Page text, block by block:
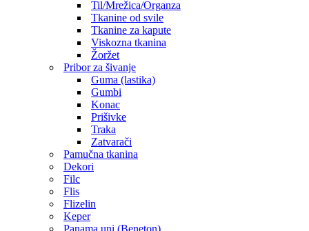
Til/Mrežica/Organza
Tkanine od svile
Tkanine za kapute
Viskozna tkanina
Žoržet
Pribor za šivanje
Guma (lastika)
Gumbi
Konac
Prišivke
Traka
Zatvarači
Pamučna tkanina
Dekori
Filc
Flis
Flizelin
Keper
Panama uni (Beneton)